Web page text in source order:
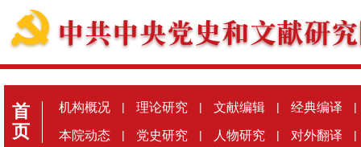
首
页
机构概况 | 理论研究 | 文献编辑 | 经典编译 |
本院动态 | 党史研究 | 人物研究 | 对外翻译 |